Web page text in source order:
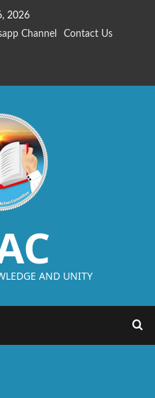
2026
Channel Contact Us
AND UNITY